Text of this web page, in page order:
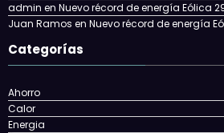
admin en Nuevo récord de energía Eólica
Juan Ramos en Nuevo récord de energía
Categorías
Ahorro
Calor
Energia